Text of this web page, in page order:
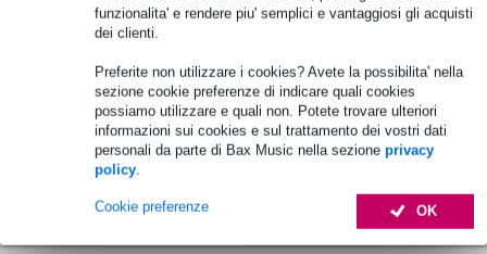
funzionalita' e rendere piu' semplici e vantaggiosi gli acquisti
dei clienti.
Preferite non utilizzare i cookies? Avete la possibilita' nella
sezione cookie preferenze di indicare quali cookies
possiamo utilizzare e quali non. Potete trovare ulteriori
informazioni sui cookies e sul trattamento dei vostri dati
personali da parte di Bax Music nella sezione privacy
policy.
OK
Cookie preferenze
Vedi anche (1)